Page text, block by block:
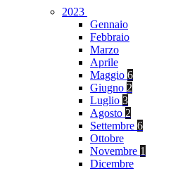
2023
Gennaio
Febbraio
Marzo
Aprile
Maggio 6
Giugno 2
Luglio 3
Agosto 2
Settembre 6
Ottobre
Novembre 1
Dicembre